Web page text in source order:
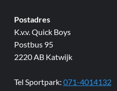
Postadres
K.v.v. Quick Boys
Postbus 95
2220 AB Katwijk
Tel Sportpark: 071-4014132